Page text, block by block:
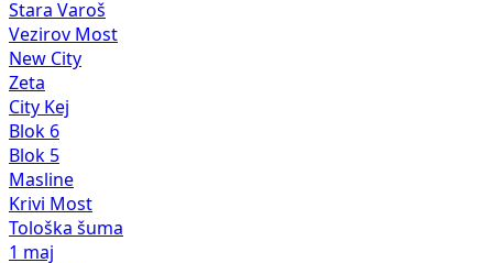
Stara Varoš
Vezirov Most
New City
Zeta
City Kej
Blok 6
Blok 5
Masline
Krivi Most
Tološka šuma
1 maj